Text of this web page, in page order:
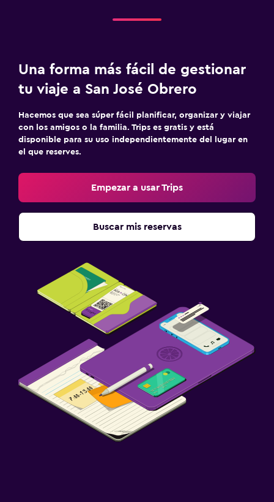
Una forma más fácil de gestionar
tu viaje a San José Obrero
Hacemos que sea súper fácil planificar, organizar y viajar
con los amigos o la familia. Trips es gratis y está
disponible para su uso independientemente del lugar en
el que reserves.
Empezar a usar Trips
Buscar mis reservas